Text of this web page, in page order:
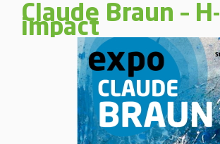
Claude Braun – H-
impact